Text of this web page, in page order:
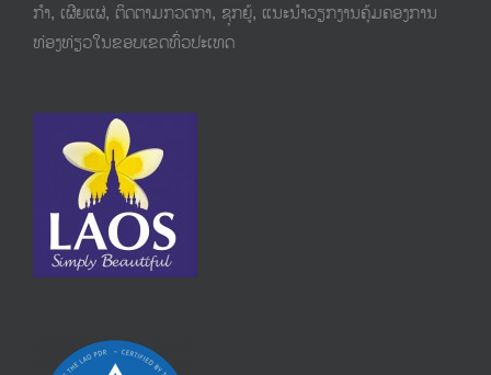
ກຳ,​ ເຜີຍແຜ່, ຕິດຕາມກວດກາ, ຊຸກຍູ້, ແນະນຳວຽກງານຄຸ້ມຄອງການ
ທ່ອງທ່ຽວໃນຂອບເຂດທົ່ວປະເທດ